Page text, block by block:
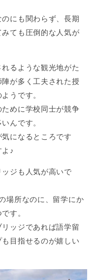
にも関わらず、長期
ても圧倒的な人気が
るような観光地がた
が多く工夫された授
うです。
めに学校同士が競争
んです。
になるところです
♪
ジも人気が高いで
場所なのに、留学にか
す。
ッジであれば語学留
目指せるのが嬉しい